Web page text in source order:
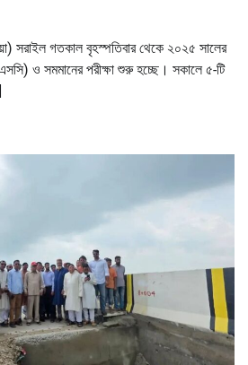
সরাইল গতকাল বৃহস্পতিবার থেকে ২০২৫ সালের
ও সমমানের পরীক্ষা শুরু হচ্ছে। সকালে ৫-টি